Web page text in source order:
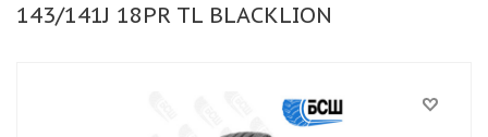
143/141J 18PR TL BLACKLION